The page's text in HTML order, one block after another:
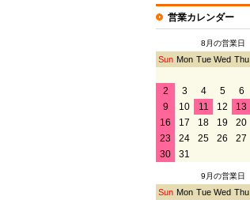
営業カレンダー
8月の営業日
Sun Mon Tue Wed Thu
2
3 4 5 6
9
10 11 12 13
16
17 18 19 20
23
24 25 26 27
30
31
9月の営業日
Sun Mon Tue Wed Thu